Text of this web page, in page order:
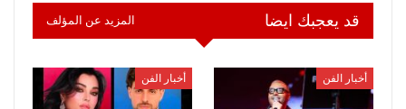
قد يعجبك ايضا المزيد عن المؤلف
أخبار الفن أخبار الفن